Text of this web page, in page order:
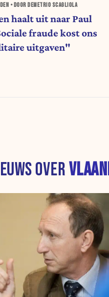
• DOOR DEMETRIO SCAGLIOLA
haalt uit naar Paul
fraude kost ons
uitgaven"
OVER